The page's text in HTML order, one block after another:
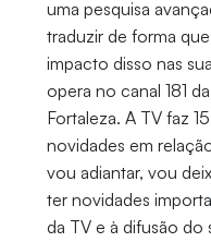
uma pesquisa
traduzir de forma
impacto disso nas
opera no canal 181
Fortaleza. A TV faz
novidades em
vou adiantar, vou
ter novidades
da TV e à difusão